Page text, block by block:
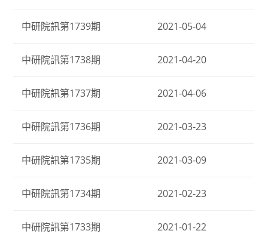
中研院訊第1739期 2021-05-04
中研院訊第1738期 2021-04-20
中研院訊第1737期 2021-04-06
中研院訊第1736期 2021-03-23
中研院訊第1735期 2021-03-09
中研院訊第1734期 2021-02-23
中研院訊第1733期 2021-01-22